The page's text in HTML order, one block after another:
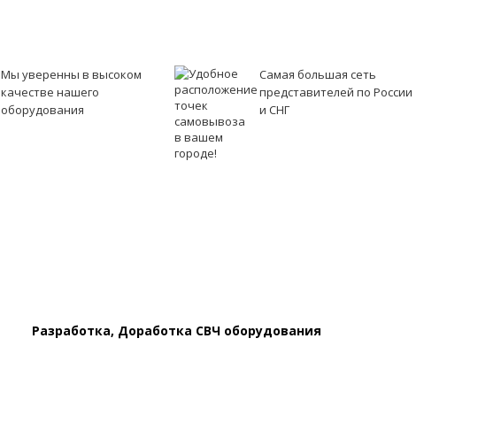
Мы уверенны в высоком
качестве нашего
оборудования
Самая большая сеть
представителей по России
и СНГ
Разработка, Доработка СВЧ оборудования